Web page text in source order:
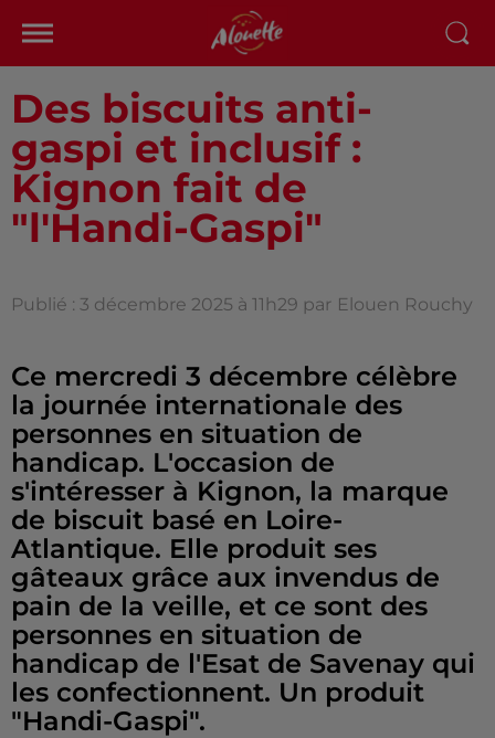
Des biscuits anti-
gaspi et inclusif :
Kignon fait de
"l'Handi-Gaspi"
Publié : 3 décembre 2025 à 11h29 par Elouen Rouchy
Ce mercredi 3 décembre célèbre
la journée internationale des
personnes en situation de
handicap. L'occasion de
s'intéresser à Kignon, la marque
de biscuit basé en Loire-
Atlantique. Elle produit ses
gâteaux grâce aux invendus de
pain de la veille, et ce sont des
personnes en situation de
handicap de l'Esat de Savenay qui
les confectionnent. Un produit
"Handi-Gaspi".